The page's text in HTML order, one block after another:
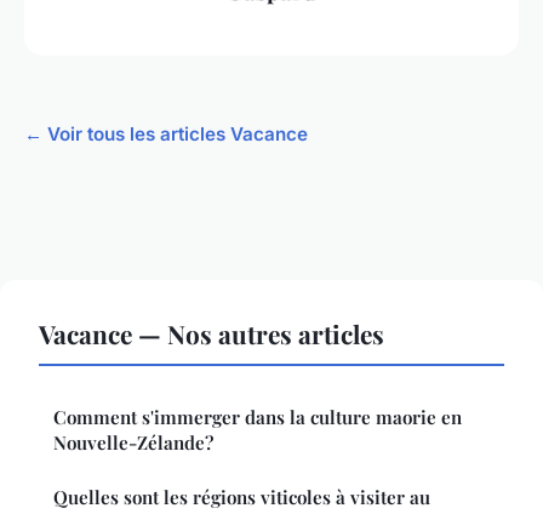
← Voir tous les articles Vacance
Vacance — Nos autres articles
Comment s'immerger dans la culture maorie en
Nouvelle-Zélande?
Quelles sont les régions viticoles à visiter au